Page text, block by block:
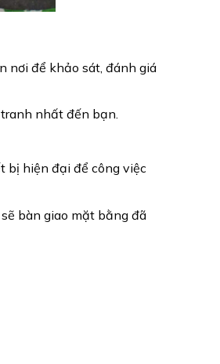
nơi để khảo sát, đánh giá
nhất đến bạn.
bị hiện đại để công việc
bàn giao mặt bằng đã